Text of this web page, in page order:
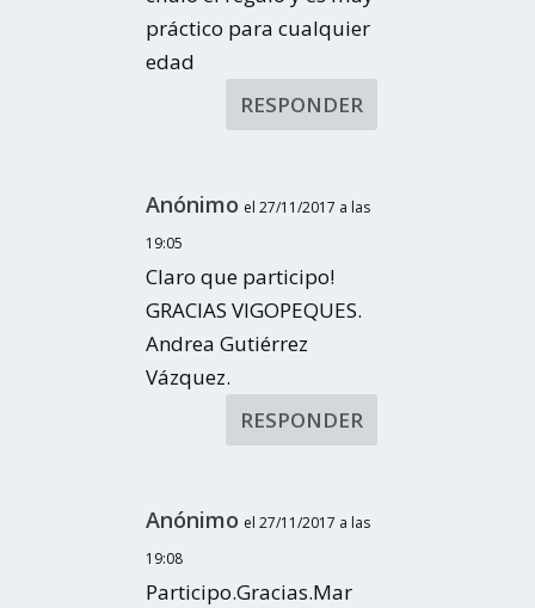
práctico para cualquier
edad
RESPONDER
Anónimo el 27/11/2017 a las
19:05
Claro que participo!
GRACIAS VIGOPEQUES.
Andrea Gutiérrez
Vázquez.
RESPONDER
Anónimo el 27/11/2017 a las
19:08
Participo.Gracias.Mar